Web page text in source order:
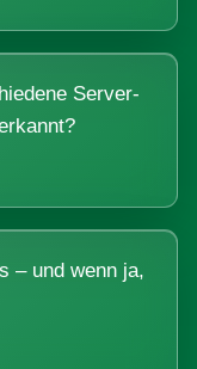
Server-
– und wenn ja,